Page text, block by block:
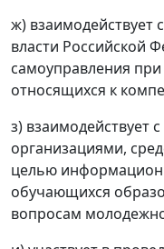
ж) взаимодействует
власти Российской
самоуправления
относящихся к
з) взаимодействует
организациями,
целью
обучающихся
вопросам